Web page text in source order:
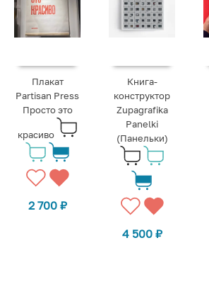
Плакат
Partisan Press
Просто это
красиво
2 700 ₽
Книга-
конструктор
Zupagrafika
Panelki
(Панельки)
4 500 ₽